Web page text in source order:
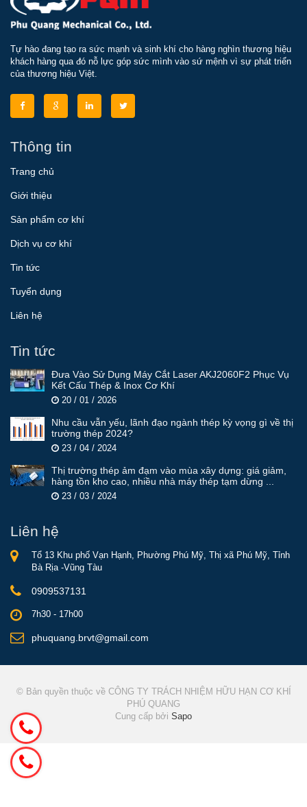
Tự hào đang tạo ra sức mạnh và sinh khí cho hàng nghìn thương hiệu
khách hàng qua đó nỗ lực góp sức mình vào sứ mệnh vì sự phát triển
của thương hiệu Việt.
Thông tin
Trang chủ
Giới thiệu
Sản phẩm cơ khí
Dịch vụ cơ khí
Tin tức
Tuyển dụng
Liên hệ
Tin tức
Đưa Vào Sử Dụng Máy Cắt Laser AKJ2060F2 Phục Vụ
Kết Cấu Thép & Inox Cơ Khí
20 / 01 / 2026
Nhu cầu vẫn yếu, lãnh đạo ngành thép kỳ vọng gì về thị
trường thép 2024?
23 / 04 / 2024
Thị trường thép ảm đạm vào mùa xây dựng: giá giảm,
hàng tồn kho cao, nhiều nhà máy thép tạm dừng ...
23 / 03 / 2024
Liên hệ
Tổ 13 Khu phố Vạn Hạnh, Phường Phú Mỹ, Thị xã Phú Mỹ, Tỉnh
Bà Rịa -Vũng Tàu
0909537131
7h30 - 17h00
phuquang.brvt@gmail.com
© Bản quyền thuộc về CÔNG TY TRÁCH NHIỆM HỮU HẠN CƠ KHÍ
PHÚ QUANG
Cung cấp bởi Sapo